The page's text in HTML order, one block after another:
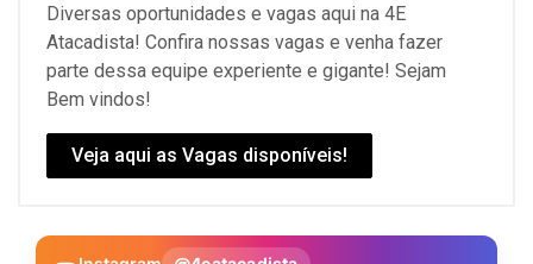
Diversas oportunidades e vagas aqui na 4E
Atacadista! Confira nossas vagas e venha fazer
parte dessa equipe experiente e gigante! Sejam
Bem vindos!
Veja aqui as Vagas disponíveis!